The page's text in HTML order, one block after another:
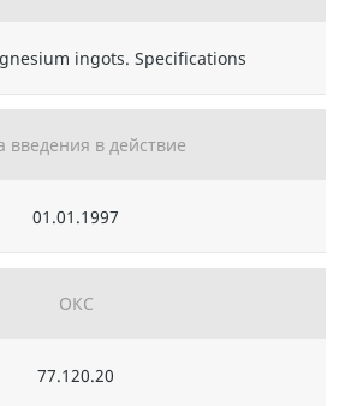
ingots. Specifications
введения в действие
01.01.1997
ОКС
77.120.20